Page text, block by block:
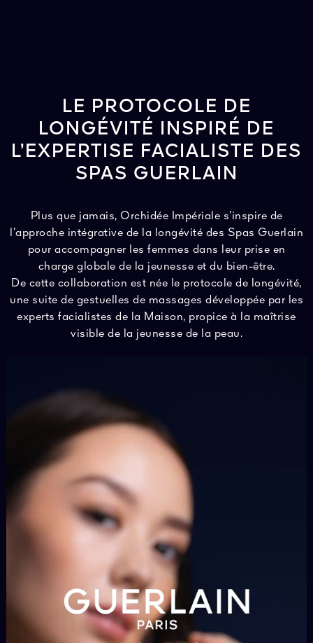
LE PROTOCOLE DE
LONGÉVITÉ INSPIRÉ DE
L’EXPERTISE FACIALISTE DES
SPAS GUERLAIN
Plus que jamais, Orchidée Impériale s’inspire de
l’approche intégrative de la longévité des Spas Guerlain
pour accompagner les femmes dans leur prise en
charge globale de la jeunesse et du bien-être.
De cette collaboration est née le protocole de longévité,
une suite de gestuelles de massages développée par les
experts facialistes de la Maison, propice à la maîtrise
visible de la jeunesse de la peau.